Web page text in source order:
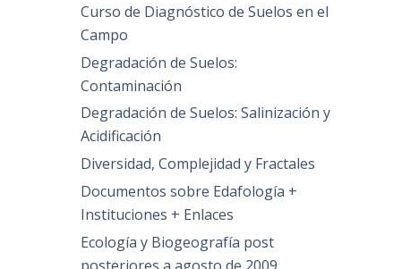
Curso de Diagnóstico de Suelos en el
Campo
Degradación de Suelos:
Contaminación
Degradación de Suelos: Salinización y
Acidificación
Diversidad, Complejidad y Fractales
Documentos sobre Edafología +
Instituciones + Enlaces
Ecología y Biogeografía post